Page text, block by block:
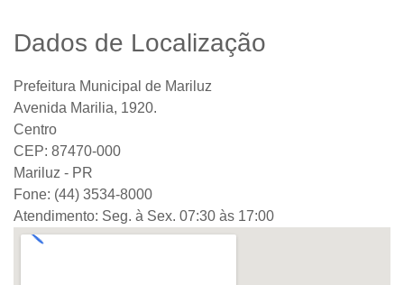
Dados de Localização
Prefeitura Municipal de Mariluz
Avenida Marilia, 1920.
Centro
CEP: 87470-000
Mariluz - PR
Fone: (44) 3534-8000
Atendimento: Seg. à Sex. 07:30 às 17:00